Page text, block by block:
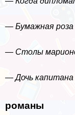
— Бумажная роза
— Столы
— Дочь капитана
романы